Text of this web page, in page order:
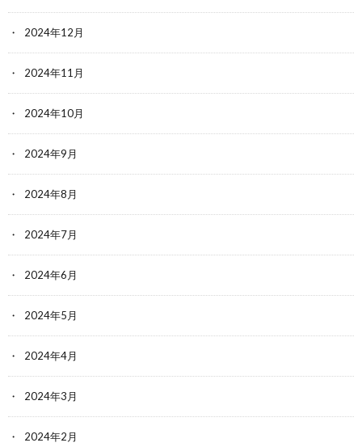
2024年12月
2024年11月
2024年10月
2024年9月
2024年8月
2024年7月
2024年6月
2024年5月
2024年4月
2024年3月
2024年2月